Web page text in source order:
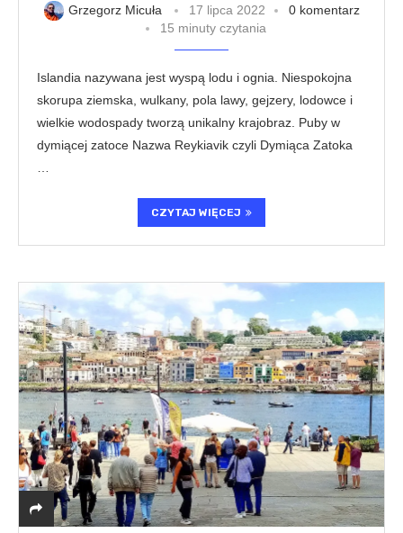
Grzegorz Micuła 17 lipca 2022
0 komentarz
15 minuty czytania
Islandia nazywana jest wyspą lodu i ognia. Niespokojna
skorupa ziemska, wulkany, pola lawy, gejzery, lodowce i
wielkie wodospady tworzą unikalny krajobraz. Puby w
dymiącej zatoce Nazwa Reykiavik czyli Dymiąca Zatoka
CZYTAJ WIĘCEJ